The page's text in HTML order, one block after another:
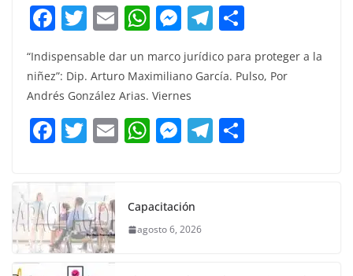
F
c
e
b
o
k
T
w
itt
er
E
ai
l
W
at
s
A
p
M
e
ss
e
n
g
T
e
a
m
m
“Indispensable dar un marco jurídico para proteger a la
niñez”: Dip. Arturo Maximiliano García. Pulso, Por
Andrés González Arias. Viernes
F
c
e
b
o
T
itt
er
E W
s
A
M
e
n
T
Capacitación
agosto 6, 2026